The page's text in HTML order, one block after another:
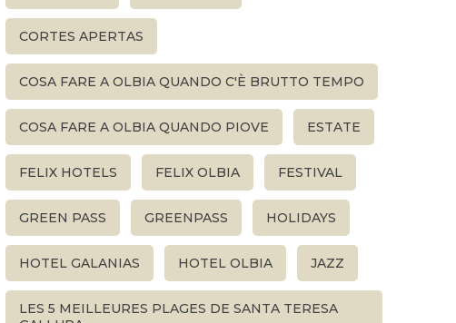
CORTES APERTAS
COSA FARE A OLBIA QUANDO C'È BRUTTO TEMPO
COSA FARE A OLBIA QUANDO PIOVE ESTATE
FELIX HOTELS FELIX OLBIA FESTIVAL
GREEN PASS GREENPASS HOLIDAYS
HOTEL GALANIAS HOTEL OLBIA JAZZ
LES 5 MEILLEURES PLAGES DE SANTA TERESA